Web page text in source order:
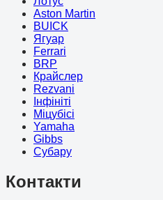
Aston Martin
BUICK
Ягуар
Ferrari
BRP
Крайслер
Rezvani
Інфініті
Міцубісі
Yamaha
Gibbs
Субару
Контакти